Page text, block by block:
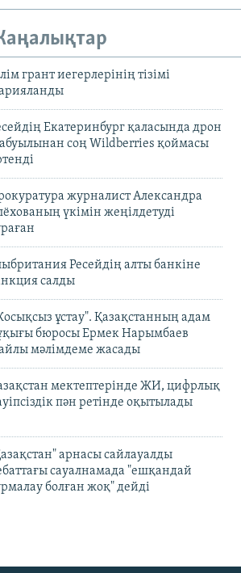
грант иегерлерінің тізімі
Екатеринбург қаласында дрон
соң Wildberries қоймасы
журналист Александра
үкімін жеңілдетуді
Ресейдің алты банкіне
салды
ұстау". Қазақстанның адам
бюросы Ермек Нарымбаев
мәлімдеме жасады
мектептерінде ЖИ, цифрлық
пән ретінде оқытылады
арнасы сайлауалды
сауалнамада "ешқандай
болған жоқ" дейді